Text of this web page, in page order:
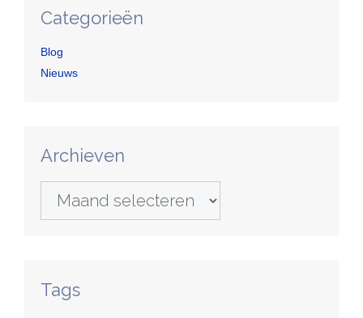
Categorieën
Blog
Nieuws
Archieven
Tags